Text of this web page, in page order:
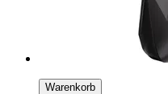
Warenkorb